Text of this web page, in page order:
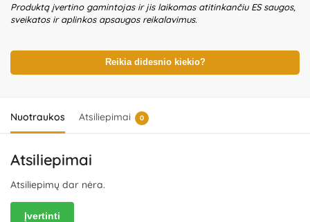
Produktą įvertino gamintojas ir jis laikomas atitinkančiu ES saugos,
sveikatos ir aplinkos apsaugos reikalavimus.
Reikia didesnio kiekio?
Nuotraukos Atsiliepimai 0
Atsiliepimai
Atsiliepimų dar nėra.
Įvertinti